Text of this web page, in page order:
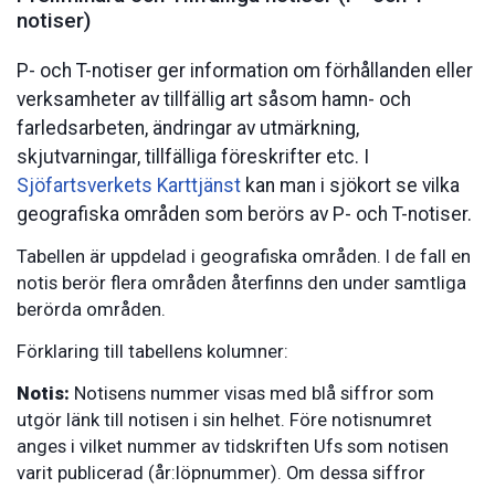
notiser)
P- och T-notiser ger information om förhållanden eller
verksamheter av tillfällig art såsom hamn- och
farledsarbeten, ändringar av utmärkning,
skjutvarningar, tillfälliga föreskrifter etc. I
Sjöfartsverkets Karttjänst kan man i sjökort se vilka
geografiska områden som berörs av P- och T-notiser.
Tabellen är uppdelad i geografiska områden. I de fall en
notis berör flera områden återfinns den under samtliga
berörda områden.
Förklaring till tabellens kolumner:
Notis: Notisens nummer visas med blå siffror som
utgör länk till notisen i sin helhet. Före notisnumret
anges i vilket nummer av tidskriften Ufs som notisen
varit publicerad (år:löpnummer). Om dessa siffror